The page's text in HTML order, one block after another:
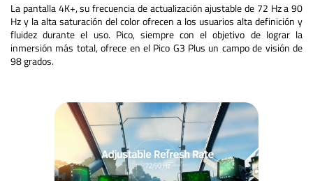
La pantalla 4K+, su frecuencia de actualización ajustable de 72 Hz a 90
Hz y la alta saturación del color ofrecen a los usuarios alta definición y
fluidez durante el uso. Pico, siempre con el objetivo de lograr la
inmersión más total, ofrece en el Pico G3 Plus un campo de visión de
98 grados.